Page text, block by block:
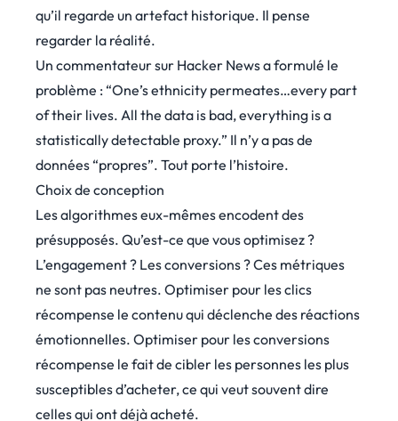
qu’il regarde un artefact historique. Il pense
regarder la réalité.
Un commentateur sur Hacker News aformulé le
problème : “One’s ethnicity permeates…every part
of their lives. All the data is bad, everything is a
statistically detectable proxy.” Il n’y a pas de
données “propres”. Tout porte l’histoire.
Choix de conception
Les algorithmes eux-mêmes encodent des
présupposés. Qu’est-ce que vous optimisez ?
L’engagement ? Les conversions ? Ces métriques
ne sont pas neutres. Optimiser pour les clics
récompense le contenu qui déclenche des réactions
émotionnelles. Optimiser pour les conversions
récompense le fait de cibler les personnes les plus
susceptibles d’acheter, ce qui veut souvent dire
celles qui ont déjà acheté.